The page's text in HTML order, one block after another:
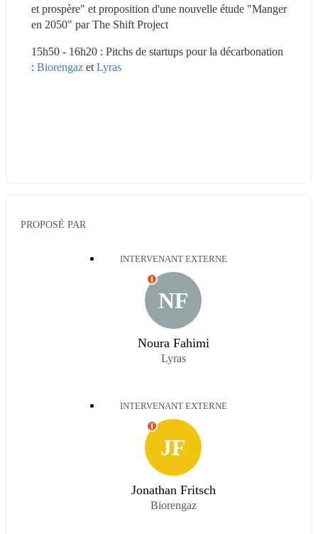
et prospère" et proposition d'une nouvelle étude "Manger
en 2050" par The Shift Project
15h50 - 16h20 : Pitchs de startups pour la décarbonation
: Biorengaz et Lyras
PROPOSÉ PAR
INTERVENANT EXTERNE
NF
I
Noura Fahimi
Lyras
INTERVENANT EXTERNE
JF
I
Jonathan Fritsch
Biorengaz